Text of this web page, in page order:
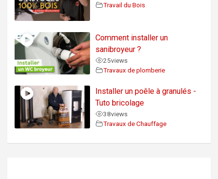
Travail du Bois
Comment installer un
sanibroyeur ?
25views
Travaux de plomberie
Installer un poêle à granulés -
Tuto bricolage
38views
Travaux de Chauffage